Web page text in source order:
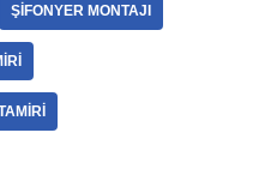
ŞIFONYER MONTAJI